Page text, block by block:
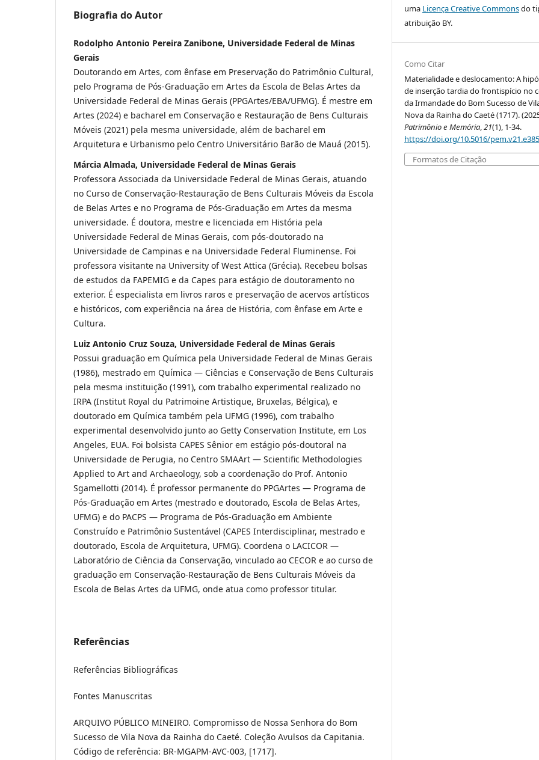
Biografia do Autor
Rodolpho Antonio Pereira Zanibone, Universidade Federal de Minas
Gerais
Doutorando em Artes, com ênfase em Preservação do Patrimônio Cultural,
pelo Programa de Pós-Graduação em Artes da Escola de Belas Artes da
Universidade Federal de Minas Gerais (PPGArtes/EBA/UFMG). É mestre em
Artes (2024) e bacharel em Conservação e Restauração de Bens Culturais
Móveis (2021) pela mesma universidade, além de bacharel em
Arquitetura e Urbanismo pelo Centro Universitário Barão de Mauá (2015).
Márcia Almada, Universidade Federal de Minas Gerais
Professora Associada da Universidade Federal de Minas Gerais, atuando
no Curso de Conservação-Restauração de Bens Culturais Móveis da Escola
de Belas Artes e no Programa de Pós-Graduação em Artes da mesma
universidade. É doutora, mestre e licenciada em História pela
Universidade Federal de Minas Gerais, com pós-doutorado na
Universidade de Campinas e na Universidade Federal Fluminense. Foi
professora visitante na University of West Attica (Grécia). Recebeu bolsas
de estudos da FAPEMIG e da Capes para estágio de doutoramento no
exterior. É especialista em livros raros e preservação de acervos artísticos
e históricos, com experiência na área de História, com ênfase em Arte e
Cultura.
Luiz Antonio Cruz Souza, Universidade Federal de Minas Gerais
Possui graduação em Química pela Universidade Federal de Minas Gerais
(1986), mestrado em Química — Ciências e Conservação de Bens Culturais
pela mesma instituição (1991), com trabalho experimental realizado no
IRPA (Institut Royal du Patrimoine Artistique, Bruxelas, Bélgica), e
doutorado em Química também pela UFMG (1996), com trabalho
experimental desenvolvido junto ao Getty Conservation Institute, em Los
Angeles, EUA. Foi bolsista CAPES Sênior em estágio pós-doutoral na
Universidade de Perugia, no Centro SMAArt — Scientific Methodologies
Applied to Art and Archaeology, sob a coordenação do Prof. Antonio
Sgamellotti (2014). É professor permanente do PPGArtes — Programa de
Pós-Graduação em Artes (mestrado e doutorado, Escola de Belas Artes,
UFMG) e do PACPS — Programa de Pós-Graduação em Ambiente
Construído e Patrimônio Sustentável (CAPES Interdisciplinar, mestrado e
doutorado, Escola de Arquitetura, UFMG). Coordena o LACICOR —
Laboratório de Ciência da Conservação, vinculado ao CECOR e ao curso de
graduação em Conservação-Restauração de Bens Culturais Móveis da
Escola de Belas Artes da UFMG, onde atua como professor titular.
Referências
Referências Bibliográficas
Fontes Manuscritas
ARQUIVO PÚBLICO MINEIRO. Compromisso de Nossa Senhora do Bom
Sucesso de Vila Nova da Rainha do Caeté. Coleção Avulsos da Capitania.
Código de referência: BR-MGAPM-AVC-003, [1717].
uma Licença Creative Commonsdo
atribuição BY.
Como Citar
Materialidade e deslocamento: A
de inserção tardia do frontispício no
da Irmandade do Bom Sucesso de
Nova da Rainha do Caeté (1717).
Patrimônio e Memória ,21(1), 1-34.
https://doi.org/10.5016/
Formatos de Citação